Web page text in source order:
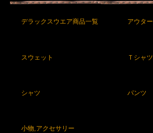
デラックスウエア商品一覧 アウター
スウェット Ｔシャツ
シャツ パンツ
小物,アクセサリー